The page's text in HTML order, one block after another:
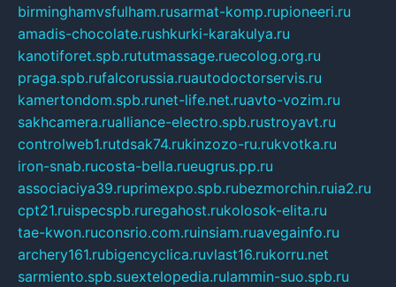
birminghamvsfulham.rusarmat-komp.rupioneeri.ru
amadis-chocolate.rushkurki-karakulya.ru
kanotiforet.spb.rututmassage.ruecolog.org.ru
praga.spb.rufalcorussia.ruautodoctorservis.ru
kamertondom.spb.runet-life.net.ruavto-vozim.ru
sakhcamera.rualliance-electro.spb.rustroyavt.ru
controlweb1.rutdsak74.rukinzozo-ru.rukvotka.ru
iron-snab.rucosta-bella.rueugrus.pp.ru
associaciya39.ruprimexpo.spb.rubezmorchin.ruia2.ru
cpt21.ruispecspb.ruregahost.rukolosok-elita.ru
tae-kwon.ruconsrio.com.ruinsiam.ruavegainfo.ru
archery161.rubigencyclica.ruvlast16.rukorru.net
sarmiento.spb.suextelopedia.rulammin-suo.spb.ru